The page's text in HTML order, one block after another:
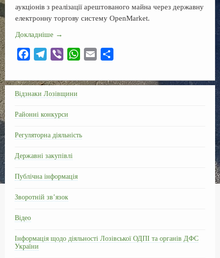
аукціонів з реалізації арештованого майна через державну
електронну торгову систему OpenMarket.
Докладніше →
c
e
o
l
e
r
b
e
W
a
a
п
Відзнаки Лозівщини
Районні конкурси
Регуляторна діяльність
Державні закупівлі
Публічна інформація
Зворотній зв’язок
Відео
Інформація щодо діяльності Лозівської ОДПІ та органів ДФС
України